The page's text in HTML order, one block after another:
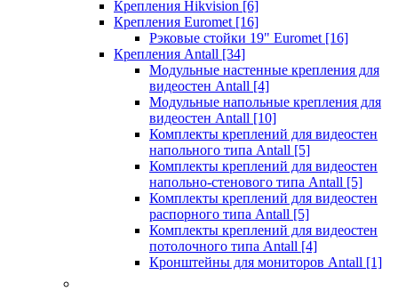
Крепления Hikvision [6]
Крепления Euromet [16]
Рэковые стойки 19" Euromet [16]
Крепления Antall [34]
Модульные настенные крепления для
видеостен Antall [4]
Модульные напольные крепления для
видеостен Antall [10]
Комплекты креплений для видеостен
напольного типа Antall [5]
Комплекты креплений для видеостен
напольно-стенового типа Antall [5]
Комплекты креплений для видеостен
распорного типа Antall [5]
Комплекты креплений для видеостен
потолочного типа Antall [4]
Кронштейны для мониторов Antall [1]